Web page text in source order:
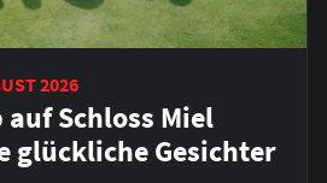
2026
auf Schloss Miel
glückliche Gesichter